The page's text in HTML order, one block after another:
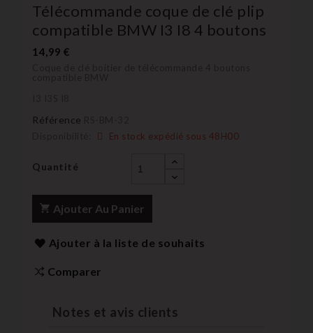
Télécommande coque de clé plip
compatible BMW I3 I8 4 boutons
14,99 €
Référence
En stock expédié sous 48H00
Quantité
Ajouter Au Panier
Ajouter à la liste de souhaits
Comparer
Notes et avis clients